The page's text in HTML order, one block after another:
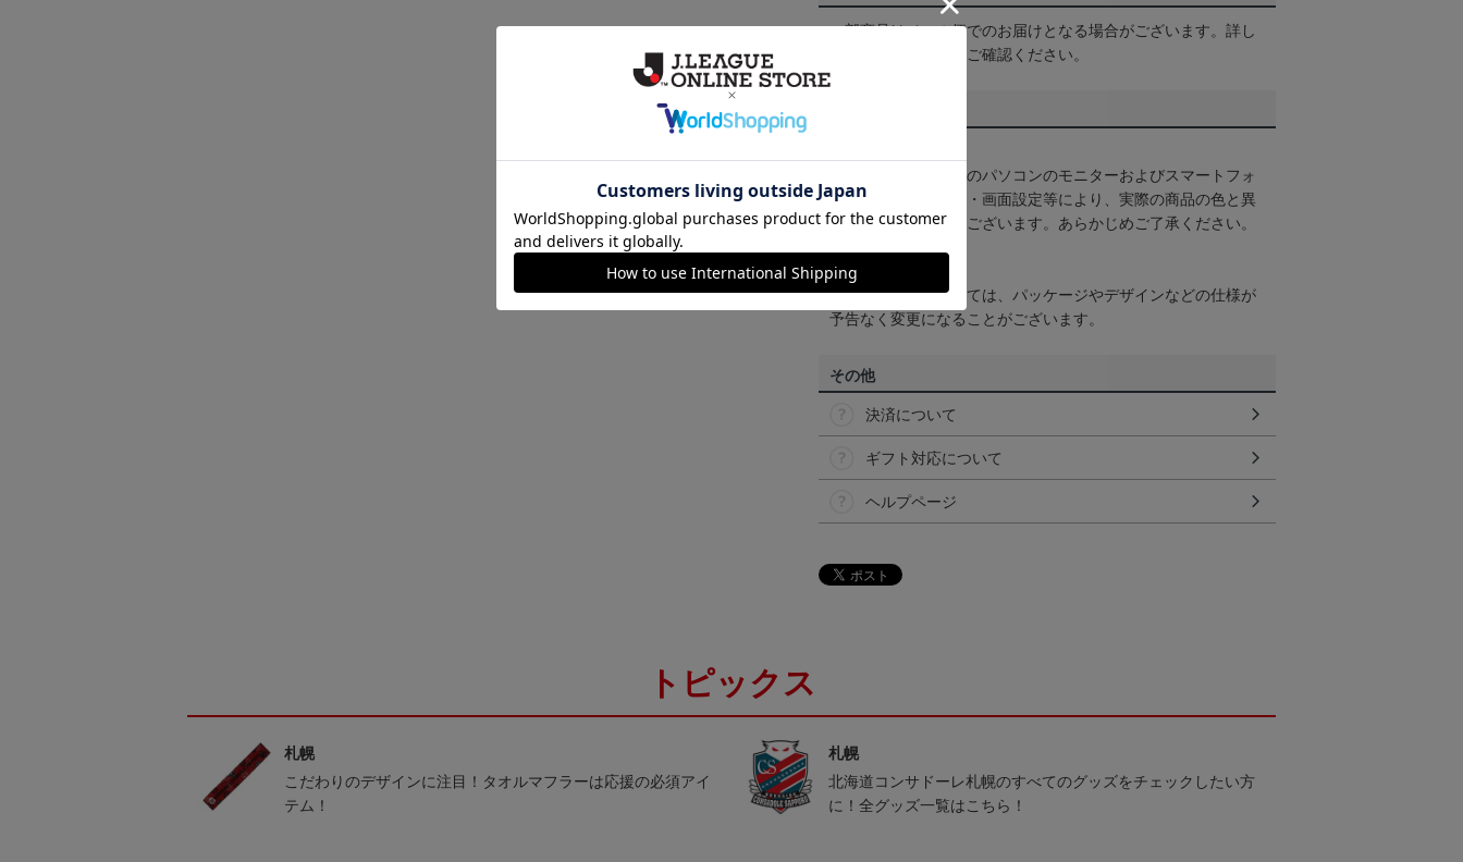
一部商品はメール便でのお届けとなる場合がございます。詳し
をご確認ください。
商品画像は、お使いのパソコンのモニターおよびスマートフォ
ンのメーカー・機種・画面設定等により、実際の商品の色と異
なって見える場合がございます。あらかじめご了承ください。
【仕様について】
取り扱い商品によっては、パッケージやデザインなどの仕様が
予告なく変更になることがございます。
その他
決済について
ギフト対応について
ヘルプページ
トピックス
札幌
こだわりのデザインに注目！タオルマフラーは応援の必須アイ
テム！
札幌
北海道コンサドーレ札幌のすべてのグッズをチェックしたい方
に！全グッズ一覧はこちら！